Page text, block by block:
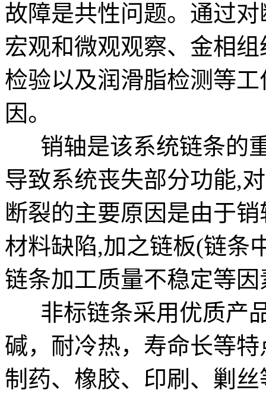
故障是共性问题。通过
宏观和微观观察、金相
检验以及润滑脂检测等
因。
销轴是该系统链条的
导致系统丧失部分功能,
断裂的主要原因是由于
材料缺陷,加之链板(链条
链条加工质量不稳定等
非标链条采用优质产
碱，耐冷热，寿命长等
制药、橡胶、印刷、剿